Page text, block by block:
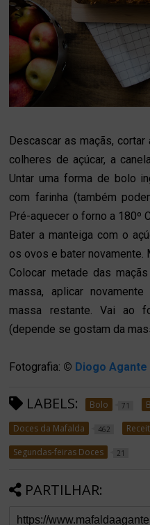
Descascar as maçãs,
colheres de açúcar, a
Untar uma forma de bolo
com farinha (também
Pré-aquecer o forno a 180º C.
Bater a manteiga com o
os ovos e bater novamente.
Colocar metade das
massa, aplicar
massa restante. Vai ao
(depende se gostam da
Fotografia: © Diogo Agante
LABELS: Bolo 71
Doces da Mafalda 462
Segundas-feiras Doces 21
PARTILHAR: